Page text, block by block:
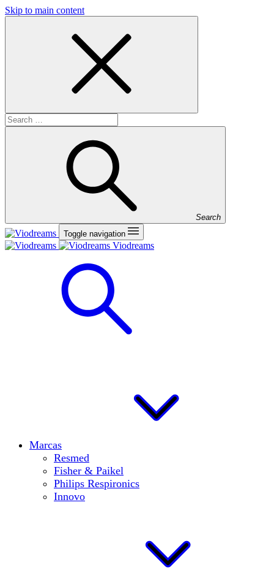
Skip to main content
Search
Toggle navigation
Viodreams
Marcas
Resmed
Fisher & Paikel
Philips Respironics
Innovo